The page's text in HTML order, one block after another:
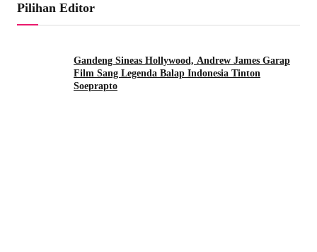
Pilihan Editor
Gandeng Sineas Hollywood, Andrew James Garap
Film Sang Legenda Balap Indonesia Tinton
Soeprapto